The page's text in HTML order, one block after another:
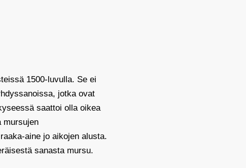
1500-luvulla. Se ei
jotka ovat
saattoi olla oikea
mursujen
aine jo aikojen alusta.
sanasta mursu.